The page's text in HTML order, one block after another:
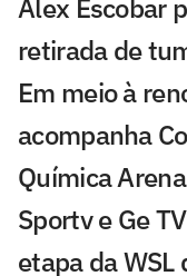
Alex Escobar
retirada de
Em meio à
acompanha
Química Arena
Sportv e Ge
etapa da WSL